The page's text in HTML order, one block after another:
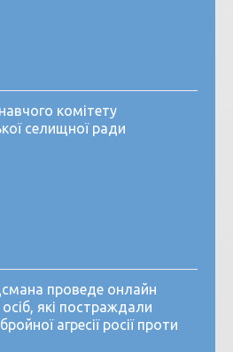
комітету
селищної ради
проведе онлайн
які постраждали
агресії росії проти